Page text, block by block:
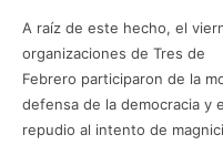
A raíz de este hecho, el
organizaciones de Tres de
Febrero participaron de la
defensa de la democracia y
repudio al intento de